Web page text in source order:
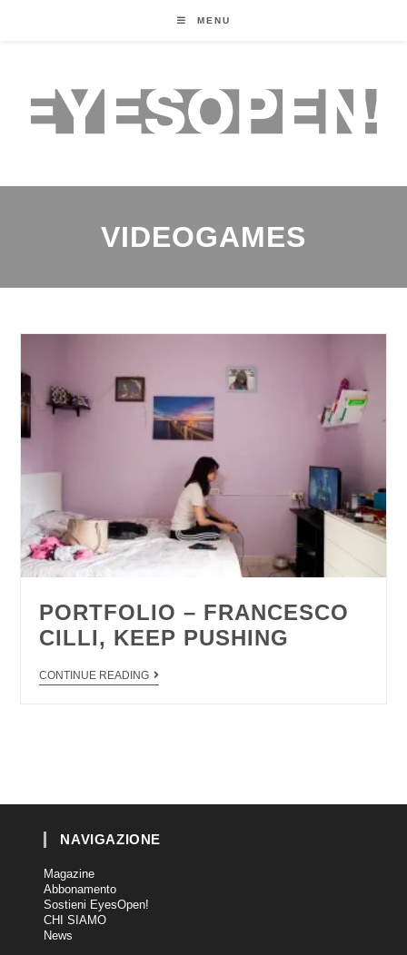
MENU
VIDEOGAMES
PORTFOLIO – FRANCESCO
CILLI, KEEP PUSHING
CONTINUE READING
NAVIGAZIONE
Magazine
Abbonamento
Sostieni EyesOpen!
CHI SIAMO
News